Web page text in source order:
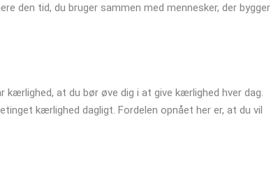
den tid, du bruger sammen med mennesker, der bygger
kærlighed, at du bør øve dig i at give kærlighed hver dag.
kærlighed dagligt. Fordelen opnået her er, at du vil